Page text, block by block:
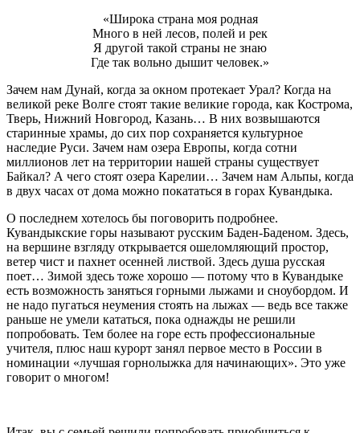
«Широка страна моя родная
Много в ней лесов, полей и рек
Я другой такой страны не знаю
Где так вольно дышит человек.»
Зачем нам Дунай, когда за окном протекает Урал? Когда на
великой реке Волге стоят такие великие города, как Кострома,
Тверь, Нижний Новгород, Казань… В них возвышаются
старинные храмы, до сих пор сохраняется культурное
наследие Руси. Зачем нам озера Европы, когда сотни
миллионов лет на территории нашей страны существует
Байкал? А чего стоят озера Карелии… Зачем нам Альпы, когда
в двух часах от дома можно покататься в горах Кувандыка.
О последнем хотелось бы поговорить подробнее.
Кувандыкские горы называют русским Баден-Баденом. Здесь,
на вершине взгляду открывается ошеломляющий простор,
ветер чист и пахнет осенней листвой. Здесь душа русская
поет… Зимой здесь тоже хорошо — потому что в Кувандыке
есть возможность заняться горными лыжами и сноубордом. И
не надо пугаться неумения стоять на лыжах — ведь все также
раньше не умели кататься, пока однажды не решили
попробовать. Тем более на горе есть профессиональные
учителя, плюс наш курорт занял первое место в России в
номинации «лучшая горнолыжка для начинающих». Это уже
говорит о многом!